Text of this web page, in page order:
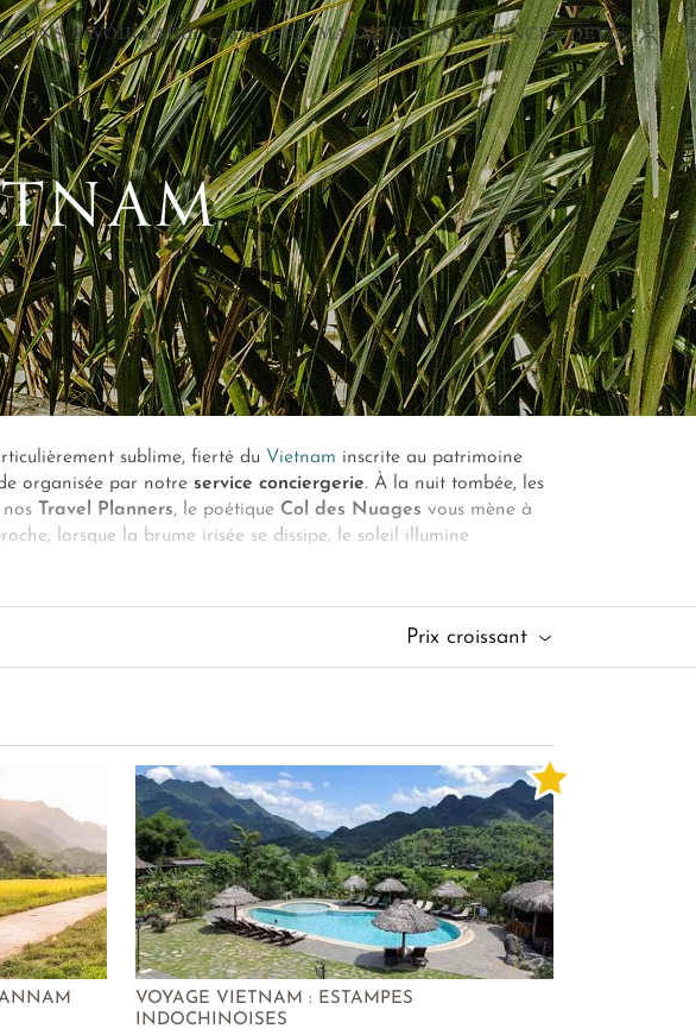
SAVOIR-FAIRE CROISIÈRE MAGAZINE NOS AGENCES DEVIS
sublime, fierté du Vietnam inscrite au patrimoine
organisée par notre service conciergerie. À la nuit tombée, les
Travel Planners, le poétique Col des Nuages vous mène à
lorsque la brume irisée se dissipe, le soleil illumine
Prix croissant
VOYAGE VIETNAM : ESTAMPES
INDOCHINOISES